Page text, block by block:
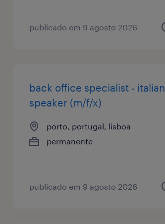
publicado em 9 agosto 2026
back office specialist - italian
speaker (m/f/x)
porto, portugal, lisboa
permanente
publicado em 9 agosto 2026